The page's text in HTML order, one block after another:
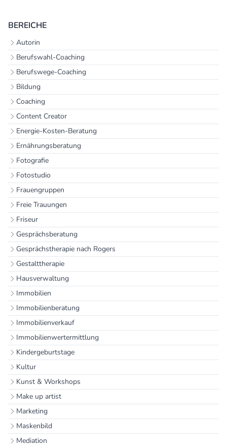
BEREICHE
Autorin
Berufswahl-Coaching
Berufswege-Coaching
Bildung
Coaching
Content Creator
Energie-Kosten-Beratung
Ernährungsberatung
Fotografie
Fotostudio
Frauengruppen
Freie Trauungen
Friseur
Gesprächsberatung
Gesprächstherapie nach Rogers
Gestalttherapie
Hausverwaltung
Immobilien
Immobilienberatung
Immobilienverkauf
Immobilienwertermittlung
Kindergeburtstage
Kultur
Kunst & Workshops
Make up artist
Marketing
Maskenbild
Mediation